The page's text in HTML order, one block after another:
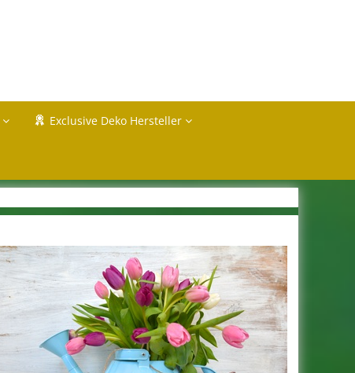
Exclusive Deko Hersteller